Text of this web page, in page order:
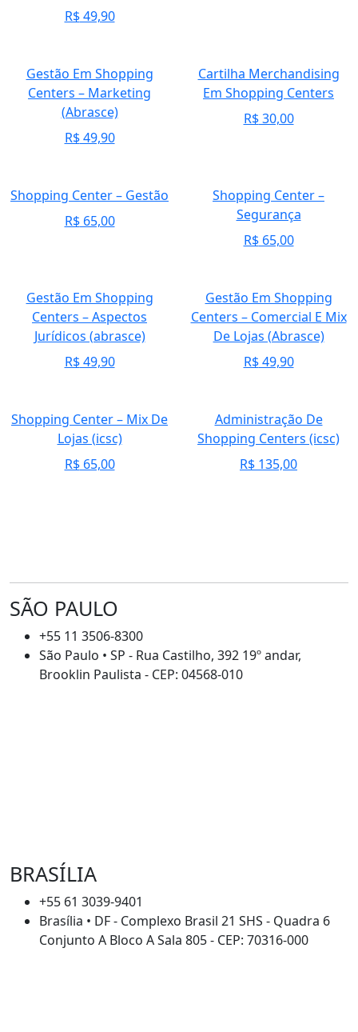
R$49,90
Gestão Em Shopping
Centers – Marketing
(Abrasce)
R$49,90
Cartilha Merchandising
Em Shopping Centers
R$30,00
Shopping Center – Gestão
R$65,00
Shopping Center –
Segurança
R$65,00
Gestão Em Shopping
Centers – Aspectos
Jurídicos (abrasce)
R$49,90
Gestão Em Shopping
Centers – Comercial E Mix
De Lojas (Abrasce)
R$49,90
Shopping Center – Mix De
Lojas (icsc)
R$65,00
Administração De
Shopping Centers (icsc)
R$ 135,00
SÃO PAULO
+55 11 3506-8300
São Paulo • SP - Rua Castilho, 392 19º andar,
Brooklin Paulista - CEP: 04568-010
BRASÍLIA
+55 61 3039-9401
Brasília • DF - Complexo Brasil 21 SHS - Quadra 6
Conjunto A Bloco A Sala 805 - CEP: 70316-000